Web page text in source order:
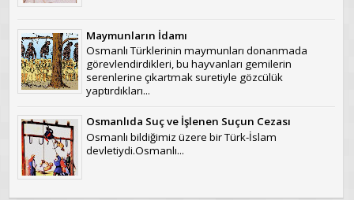
Maymunların İdamı
Osmanlı Türklerinin maymunları donanmada
görevlendirdikleri, bu hayvanları gemilerin
serenlerine çıkartmak suretiyle gözcülük
yaptırdıkları...
Osmanlıda Suç ve İşlenen Suçun Cezası
Osmanlı bildiğimiz üzere bir Türk-İslam
devletiydi.Osmanlı...